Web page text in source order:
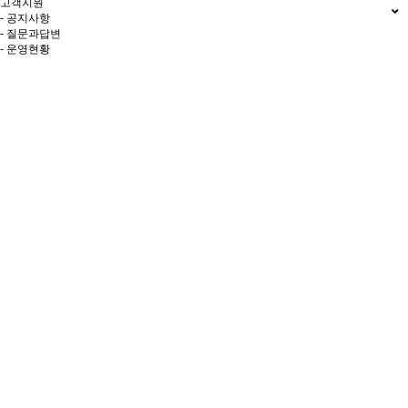
고객지원
- 공지사항
- 질문과답변
- 운영현황